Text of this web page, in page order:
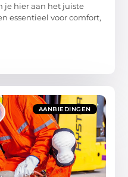
je hier aan het juiste
essentieel voor comfort,
AANBIEDINGEN